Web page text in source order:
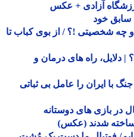
آزادی + عکس
خود
شخصیتی !؟ / از بوی کباب تا
راه های درمان و
ایران را عامل بی ثباتی
بازی های دوستانه
شدند (عکس)